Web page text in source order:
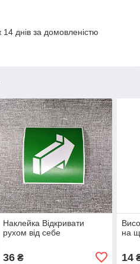
днів за домовленістю
Наклейка Відкривати
рухом від себе
36₴
на
14